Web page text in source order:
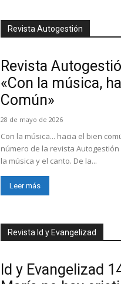
Revista Autogestión
Revista
«Con la música,
Común»
28 de mayo de 2026
Con la música... hacia el bien
número de la revista
la música y el canto. De la...
Leer más
Revista Id y Evangelizad
Id y Evangelizad